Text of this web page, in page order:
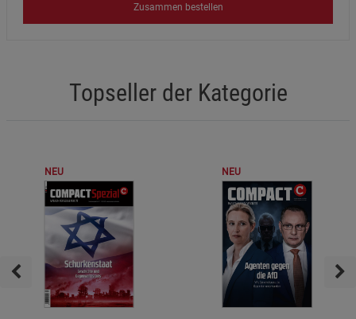
Zusammen bestellen
Topseller der Kategorie
NEU NEU